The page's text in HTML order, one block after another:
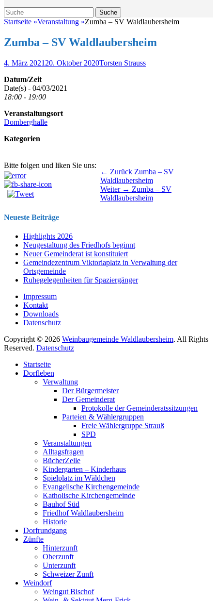
Suche
Suche
nach:
Startseite »Veranstaltung »Zumba – SV Waldlaubersheim
Zumba – SV Waldlaubersheim
Veröffentlicht
4. März 2021 20. Oktober 2020Autor
Torsten Strauss
Datum/Zeit
Date(s) - 04/03/2021
18:00 - 19:00
Veranstaltungsort
Domberghalle
Kategorien
Bitte folgen und liken Sie uns:
Beitragsnavigation ← Zurück Vorhergehender
Beitrag:
Zumba – SV
Waldlaubersheim
Weiter → Nächster
Beitrag:
Zumba – SV
Waldlaubersheim
Neueste Beiträge
Highlights 2026
Neugestaltung des Friedhofs beginnt
Neuer Gemeinderat ist konstituiert
Gemeindezentrum Viktoriaplatz in Verwaltung der
Ortsgemeinde
Ruhegelegenheiten für Spaziergänger
Impressum
Kontakt
Downloads
Datenschutz
Copyright © 2026 Weinbaugemeinde Waldlaubersheim. All Rights
Reserved. Datenschutz
oben
scrollen
Startseite
Dorfleben
Verwaltung
Der Bürgermeister
Der Gemeinderat
Protokolle der Gemeinderatssitzungen
Parteien & Wählergruppen
Freie Wählergruppe Strauß
SPD
Veranstaltungen
Alltagsfragen
BücherZelle
Kindergarten – Kinderhaus
Spielplatz im Wäldchen
Evangelische Kirchengemeinde
Katholische Kirchengemeinde
Bauhof Süd
Friedhof Waldlaubersheim
Historie
Dorfrundgang
Zünfte
Hinterzunft
Oberzunft
Unterzunft
Schweizer Zunft
Weindorf
Weingut Bischof